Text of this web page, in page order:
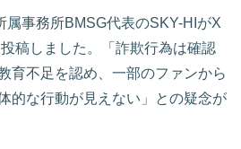
属事務所BMSG代表のSKY-HIがX
稿しました。「詐欺行為は確認
育不足を認め、一部のファンから
的な行動が見えない」との疑念が